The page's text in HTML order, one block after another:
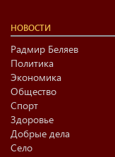
НОВОСТИ
Радмир Беляев
Политика
Экономика
Общество
Спорт
Здоровье
Добрые дела
Село